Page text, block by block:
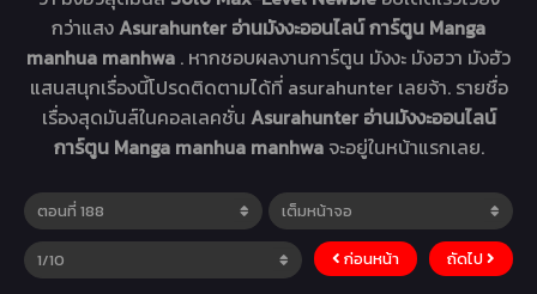
กว่าแสงAsurahunter อ่านมังงะออนไลน์ การ์ตูน Manga
manhua manhwa . หากชอบผลงานการ์ตูน มังงะ มังฮวา มังฮัว
แสนสนุกเรื่องนี้โปรดติดตามได้ที่ asurahunter เลยจ้า. รายชื่อ
เรื่องสุดมันส์ในคอลเลคชั่น Asurahunter อ่านมังงะออนไลน์
การ์ตูน Manga manhua manhwa จะอยู่ในหน้าแรกเลย.
ก่อนหน้า ถัดไป